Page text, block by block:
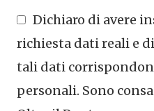
Dichiaro di avere
richiesta dati reali e
tali dati
personali. Sono